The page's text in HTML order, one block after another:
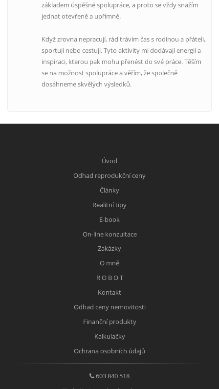
základem úspěšné spolupráce, a proto se vždy snažím
jednat otevřeně a upřímně.
Když zrovna nepracují, rád trávím čas s rodinou a přáteli,
sportuji nebo cestuji. Tyto aktivity mi dodávají energii a
inspiraci, kterou pak mohu přenést do své práce. Těším
se na možnost spolupráce a věřím, že společně
dosáhneme skvělých výsledků.
Úvod
Odhad reprodukční ceny
Články
Realitní tipy
E-book
On-line konzultace
Zakázky
O mně
R O B O T
Kontakt
Odhad ceny nemovitosti
Finanční produkty
Kalkulačky
Ochrana osobních údajů
603 840 518